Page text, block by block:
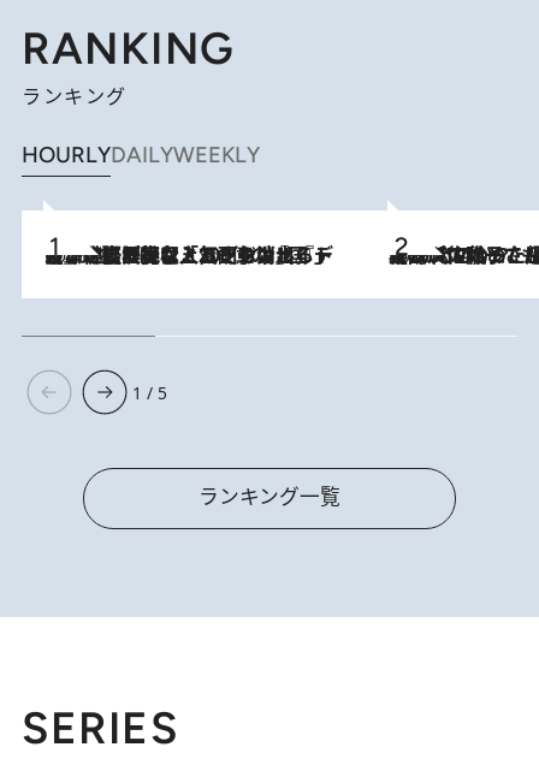
RANKING
ランキング
HOURLYDAILYWEEKLY
2026.8.5
【なぜ吉沢亮は「気配を消せる」のか？】興行収入208億の『国宝』を経て挑むミュージカル『ディア・エヴァン・ハンセン』。トップ俳優が舞台上でさらけ出した“孤独”とは 2026.8.5
【阿川佐和子さんの年とる力】なぜ70代で始めた趣味は“こんなに楽しい”のか？ ピアノ、俳句…スランプに陥っても続けられる“ある秘訣”とは
1 / 5
ランキング一覧
SERIES